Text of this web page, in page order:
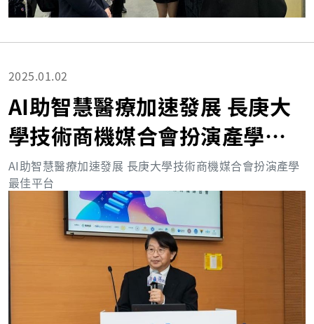
2025.01.02
AI助智慧醫療加速發展 長庚大
學技術商機媒合會扮演產學最
佳平台
AI助智慧醫療加速發展 長庚大學技術商機媒合會扮演產學
最佳平台